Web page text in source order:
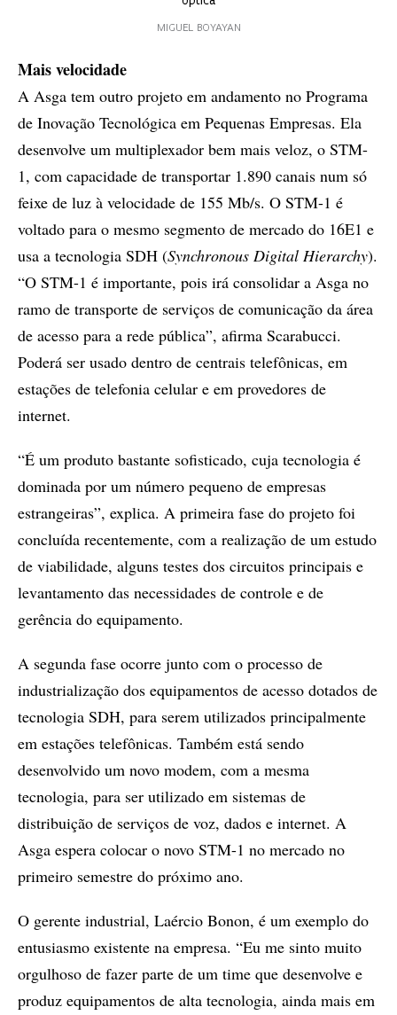
MIGUEL BOYAYAN
Mais velocidade
A Asga tem outro projeto em andamento no Programa
de Inovação Tecnológica em Pequenas Empresas. Ela
desenvolve um multiplexador bem mais veloz, o STM-
1, com capacidade de transportar 1.890 canais num só
feixe de luz à velocidade de 155 Mb/s. O STM-1 é
voltado para o mesmo segmento de mercado do 16E1 e
usa a tecnologia SDH (Synchronous Digital Hierarchy).
“O STM-1 é importante, pois irá consolidar a Asga no
ramo de transporte de serviços de comunicação da área
de acesso para a rede pública”, afirma Scarabucci.
Poderá ser usado dentro de centrais telefônicas, em
estações de telefonia celular e em provedores de
internet.
“É um produto bastante sofisticado, cuja tecnologia é
dominada por um número pequeno de empresas
estrangeiras”, explica. A primeira fase do projeto foi
concluída recentemente, com a realização de um estudo
de viabilidade, alguns testes dos circuitos principais e
levantamento das necessidades de controle e de
gerência do equipamento.
A segunda fase ocorre junto com o processo de
industrialização dos equipamentos de acesso dotados de
tecnologia SDH, para serem utilizados principalmente
em estações telefônicas. Também está sendo
desenvolvido um novo modem, com a mesma
tecnologia, para ser utilizado em sistemas de
distribuição de serviços de voz, dados e internet. A
Asga espera colocar o novo STM-1 no mercado no
primeiro semestre do próximo ano.
O gerente industrial, Laércio Bonon, é um exemplo do
entusiasmo existente na empresa. “Eu me sinto muito
orgulhoso de fazer parte de um time que desenvolve e
produz equipamentos de alta tecnologia, ainda mais em